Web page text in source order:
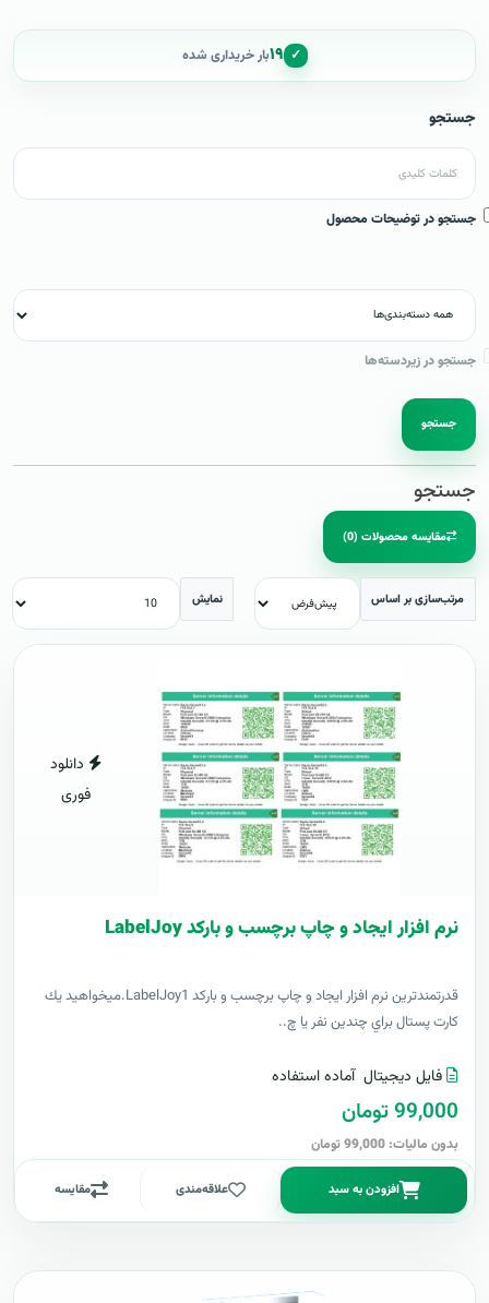
✓ ۱۹بار خریداری شده
جستجو
جستجو در توضیحات محصول
جستجو در زیردسته‌ها
جستجو
جستجو
مقایسه محصولات (0)
مرتب‌سازی بر اساس نمایش
دانلود
فوری
نرم افزار ایجاد و چاپ برچسب و بارکد LabelJoy
قدرتمندترين نرم افزار ایجاد و چاپ برچسب و بارکد LabelJoy1.ميخواهيد يك
كارت پستال براي چندين نفر يا چ..
فایل دیجیتال آماده استفاده
99,000 تومان
بدون مالیات: 99,000 تومان
افزودن به سبد علاقه‌مندی مقایسه